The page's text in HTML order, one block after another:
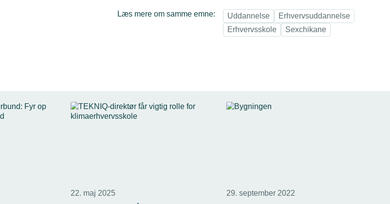
Læs mere om samme emne: Uddannelse
Erhvervsuddannelse
Erhvervsskole
Sexchikane
22. maj 2025
29. september 2022